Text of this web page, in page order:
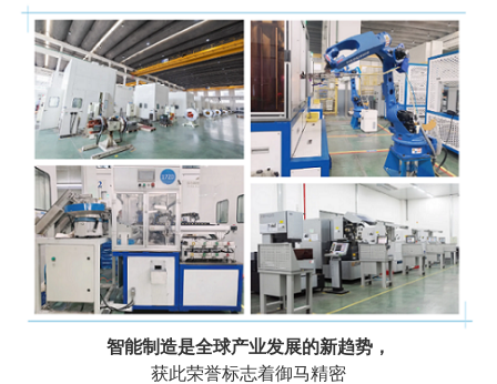
智能制造是全球产业发展的新趋势，
获此荣誉标志着御马精密